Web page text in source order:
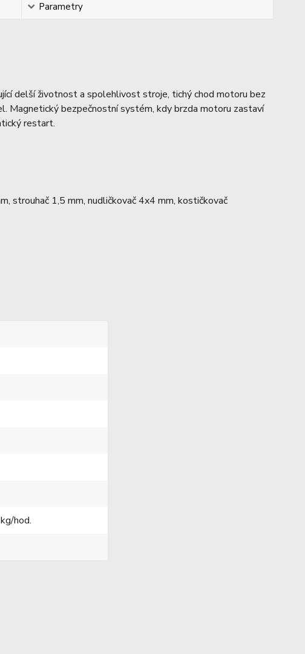
Parametry
delší životnost a spolehlivost stroje, tichý chod motoru bez
Magnetický bezpečnostní systém, kdy brzda motoru zastaví
restart.
strouhač 1,5 mm, nudličkovač 4x4 mm, kostičkovač
hod.